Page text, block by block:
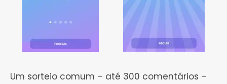
Um sorteio comum – até 300 comentários –